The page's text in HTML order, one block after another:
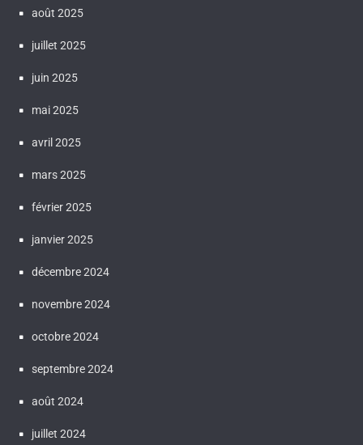
août 2025
juillet 2025
juin 2025
mai 2025
avril 2025
mars 2025
février 2025
janvier 2025
décembre 2024
novembre 2024
octobre 2024
septembre 2024
août 2024
juillet 2024